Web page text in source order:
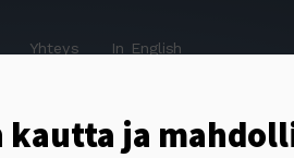
Yhteys In English
kautta ja